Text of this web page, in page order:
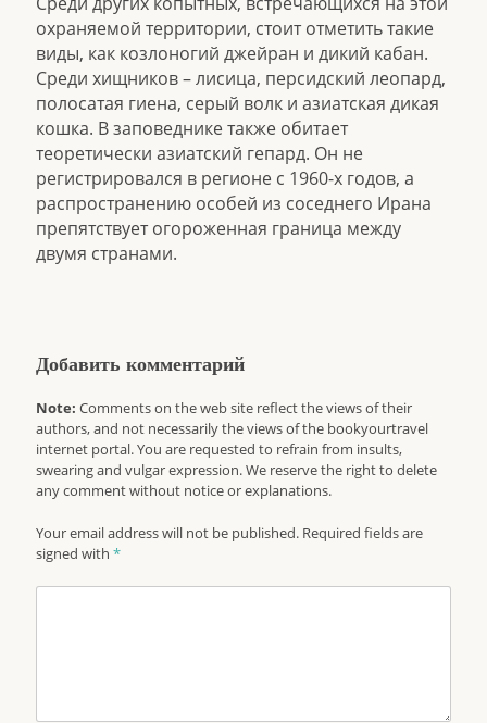
охраняемой территории, стоит отметить такие
виды, как козлоногий джейран и дикий кабан.
Среди хищников – лисица, персидский леопард,
полосатая гиена, серый волк и азиатская дикая
кошка. В заповеднике также обитает
теоретически азиатский гепард. Он не
регистрировался в регионе с 1960-х годов, а
распространению особей из соседнего Ирана
препятствует огороженная граница между
двумя странами.
Добавить комментарий
Note: Comments on the web site reflect the views of their
authors, and not necessarily the views of the bookyourtravel
internet portal. You are requested to refrain from insults,
swearing and vulgar expression. We reserve the right to delete
any comment without notice or explanations.
Your email address will not be published. Required fields are
signed with*